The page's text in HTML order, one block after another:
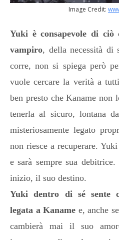
Image Credit:
Yuki è consapevole di ciò
vampiro, della necessità di
corre, non si spiega però
vuole cercare la verità a
ben presto che Kaname non
tenerla al sicuro, lontana
misteriosamente legato
non riesce a recuperare.
e sarà sempre sua
inizio, il suo destino.
Yuki dentro di sé sente
legata a Kaname e, anche
cambierà mai il suo